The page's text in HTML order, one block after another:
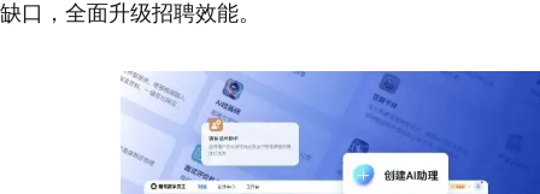
缺口，全面升级招聘效能。